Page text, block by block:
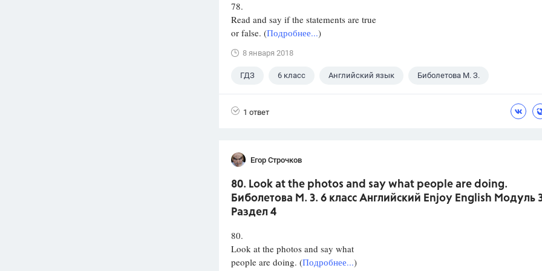
78.
Read and say if the statements are true
or false. (Подробнее...)
8 января 2018
ГДЗ 6 класс Английский язык Биболетова М. З.
1 ответ
Егор Строчков
80. Look at the photos and say what people are doing.
Биболетова М. З. 6 класс Английский Enjoy English Модуль
Раздел 4
80.
Look at the photos and say what
people are doing. (Подробнее...)